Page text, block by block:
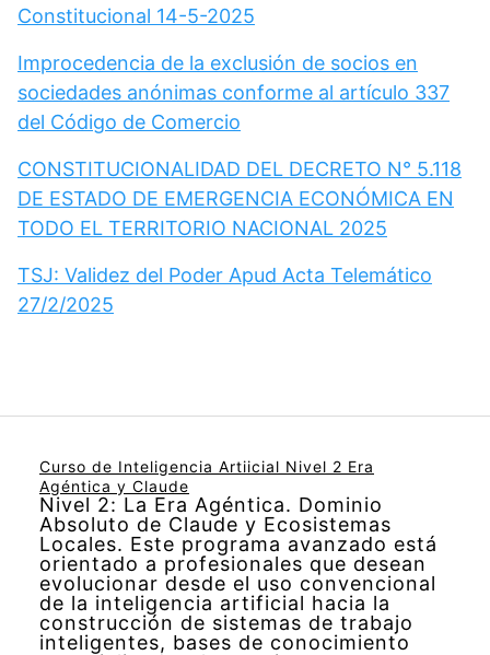
Constitucional 14-5-2025
Improcedencia de la exclusión de socios en
sociedades anónimas conforme al artículo 337
del Código de Comercio
CONSTITUCIONALIDAD DEL DECRETO N° 5.118
DE ESTADO DE EMERGENCIA ECONÓMICA EN
TODO EL TERRITORIO NACIONAL 2025
TSJ: Validez del Poder Apud Acta Telemático
27/2/2025
Curso de Inteligencia Artiicial Nivel 2 Era
Agéntica y Claude
Nivel 2: La Era Agéntica. Dominio
Absoluto de Claude y Ecosistemas
Locales. Este programa avanzado está
orientado a profesionales que desean
evolucionar desde el uso convencional
de la inteligencia artificial hacia la
construcción de sistemas de trabajo
inteligentes, bases de conocimiento